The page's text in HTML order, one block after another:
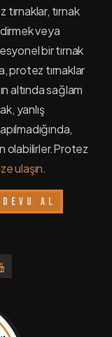
tırnaklar, tırnak
veya
bir tırnak
protez tırnaklar
altında sağlam
yanlış
olabilirler.Protez
ulaşın.
AL